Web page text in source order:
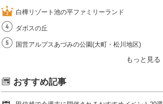
白樺リゾート池の平ファミリーランド
ダボスの丘
国営アルプスあづみの公園(大町・松川地区)
もっと見る
おすすめ記事